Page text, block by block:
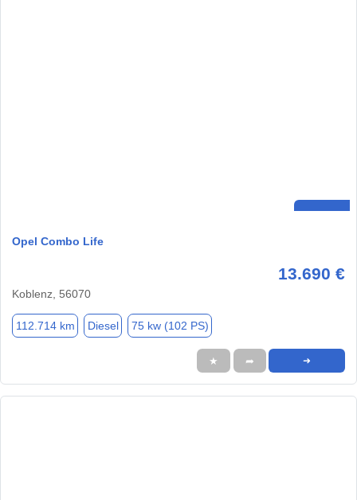
Opel Combo Life
13.690 €
Koblenz, 56070
112.714 km Diesel 75 kw (102 PS)
★ ➦ ➜